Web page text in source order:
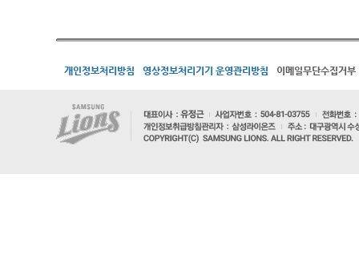
개인정보처리방침 영상정보처리기기 운영관리방침 이메일무단수집거부